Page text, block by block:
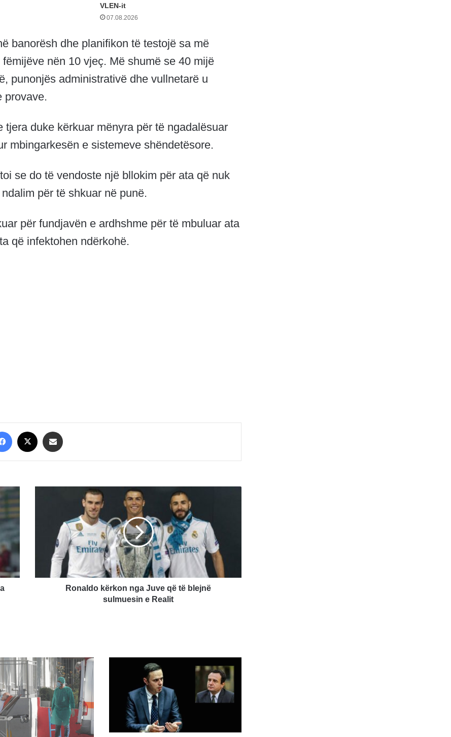
VLEN-it
07.08.2026
banorësh dhe planifikon të testojë sa më
nën 10 vjeç. Më shumë se 40 mijë
punonjës administrativë dhe vullnetarë u
provave.
duke kërkuar mënyra për të ngadalësuar
mbingarkesën e sistemeve shëndetësore.
se do të vendoste një bllokim për ata që nuk
për të shkuar në punë.
për fundjavën e ardhshme për të mbuluar ata
që infektohen ndërkohë.
Facebook
sulmuesin
e
Ronaldo kërkon nga Juve që të blejnë
sulmuesin e Realit